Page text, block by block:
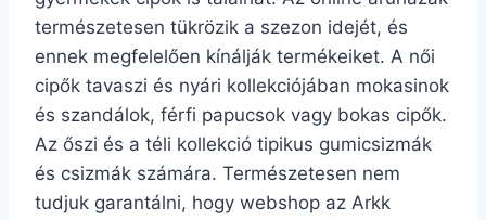
természetesen tükrözik a szezon idejét, és
ennek megfelelően kínálják termékeiket. A női
cipők tavaszi és nyári kollekciójában mokasinok
és szandálok, férfi papucsok vagy bokas cipők.
Az őszi és a téli kollekció tipikus gumicsizmák
és csizmák számára. Természetesen nem
tudjuk garantálni, hogy webshop az Arkk